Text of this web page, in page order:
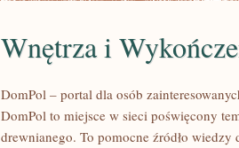
Wnętrza i
DomPol – portal dla osób
DomPol to miejsce w sieci poświęcony
drewnianego. To pomocne źródło